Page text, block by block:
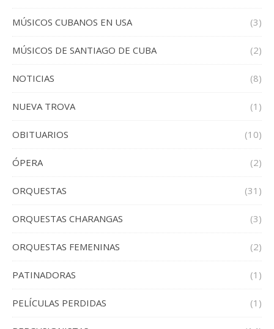
MÚSICOS CUBANOS EN USA (3)
MÚSICOS DE SANTIAGO DE CUBA (2)
NOTICIAS (8)
NUEVA TROVA (1)
OBITUARIOS (10)
ÓPERA (2)
ORQUESTAS (31)
ORQUESTAS CHARANGAS (3)
ORQUESTAS FEMENINAS (2)
PATINADORAS (1)
PELÍCULAS PERDIDAS (1)